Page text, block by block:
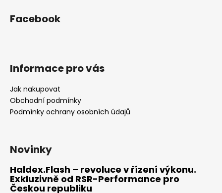
í
o
o
r
Facebook
Informace pro vás
Jak nakupovat
Obchodní podmínky
Podmínky ochrany osobních údajů
Novinky
Haldex.Flash – revoluce v řízení výkonu.
Exkluzivně od RSR-Performance pro
Českou republiku